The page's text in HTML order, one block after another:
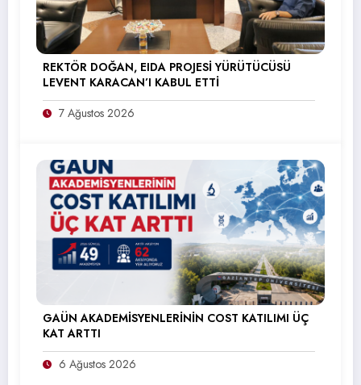
REKTÖR DOĞAN, EIDA PROJESİ YÜRÜTÜCÜSÜ
LEVENT KARACAN’I KABUL ETTİ
7 Ağustos 2026
GAÜN AKADEMİSYENLERİNİN COST KATILIMI ÜÇ
KAT ARTTI
6 Ağustos 2026